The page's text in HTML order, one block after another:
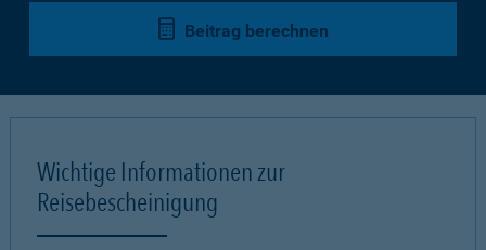
Beitrag berechnen
Wichtige Informationen zur
Reisebescheinigung